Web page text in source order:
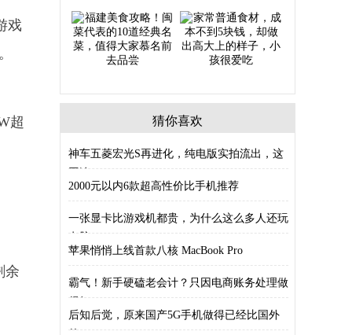
戏
超
余
猜你喜欢
神车五菱宏光S再进化，纯电版实拍流出，这
回连
2000元以内6款超高性价比手机推荐
一张显卡比游戏机都贵，为什么这么多人还玩
电脑
苹果悄悄上线首款八核 MacBook Pro
霸气！新手硬磕老会计？只因电商账务处理做
得好
后知后觉，原来国产5G手机做得已经比国外